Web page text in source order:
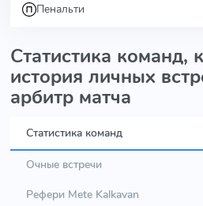
Пенальти
Статистика команд,
история личных
арбитр матча
Статистика команд
Очные встречи
Рефери Mete Kalkavan